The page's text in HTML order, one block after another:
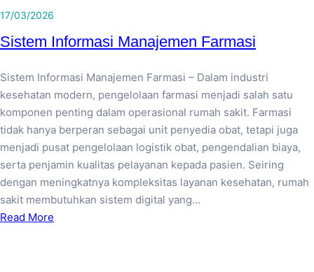
17/03/2026
Sistem Informasi Manajemen Farmasi
Sistem Informasi Manajemen Farmasi – Dalam industri
kesehatan modern, pengelolaan farmasi menjadi salah satu
komponen penting dalam operasional rumah sakit. Farmasi
tidak hanya berperan sebagai unit penyedia obat, tetapi juga
menjadi pusat pengelolaan logistik obat, pengendalian biaya,
serta penjamin kualitas pelayanan kepada pasien. Seiring
dengan meningkatnya kompleksitas layanan kesehatan, rumah
sakit membutuhkan sistem digital yang…
Read More